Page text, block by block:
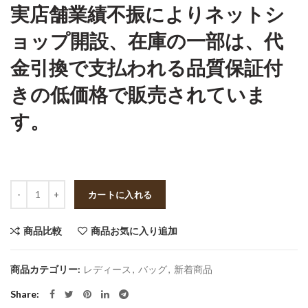
実店舗業績不振によりネットシ
ョップ開設、在庫の一部は、代
金引換で支払われる品質保証付
きの低価格で販売されていま
す。
カートに入れる
商品比較 商品お気に入り追加
商品カテゴリー: レディース , バッグ, 新着商品
Share